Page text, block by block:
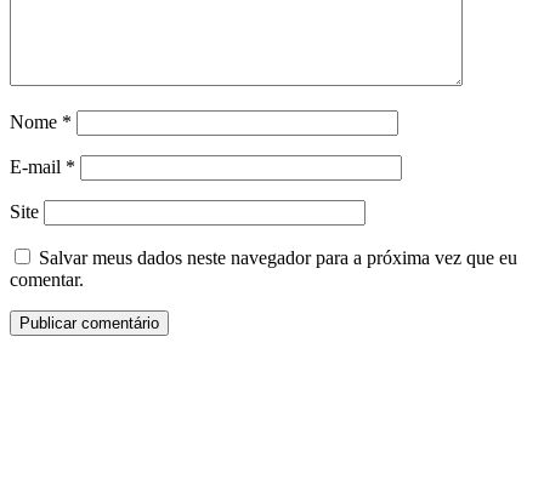
Nome *
E-mail *
Site
Salvar meus dados neste navegador para a próxima vez que eu
comentar.